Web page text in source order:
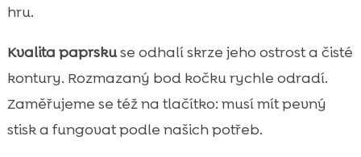
hru.
Kvalita paprskuse odhalí skrze jeho ostrost a čisté
kontury. Rozmazaný bod kočku rychle odradí.
Zaměřujeme se též na tlačítko: musí mít pevný
stisk a fungovat podle našich potřeb.